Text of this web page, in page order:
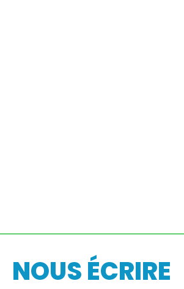
NOUS ÉCRIRE